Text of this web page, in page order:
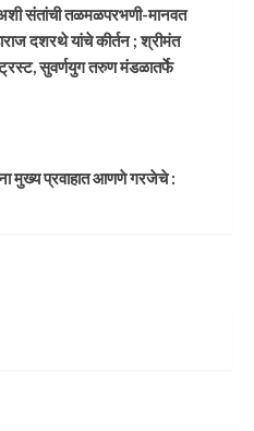
संतांची तळमळपरभणी-मानवत
दशरथे यांचे कीर्तन ; श्रीमंत
सुवर्णयुग तरुण मंडळातर्फे
मुख्य प्रवाहात आणणे गरजेचे :